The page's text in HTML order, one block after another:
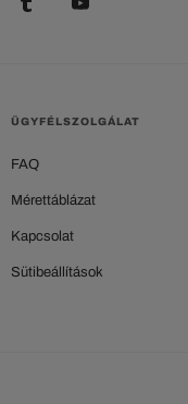
ÜGYFÉLSZOLGÁLAT
FAQ
Mérettáblázat
Kapcsolat
Sütibeállítások